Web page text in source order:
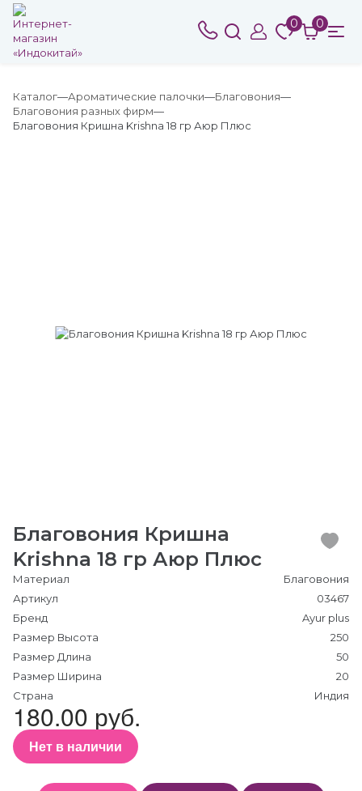
0 0
Каталог Ароматические палочки
Благовония
Благовония разных фирм
Благовония Кришна Krishna 18 гр Аюр Плюс
Благовония Кришна
Krishna 18 гр Аюр Плюс
Материал
Благовония
Артикул
03467
Бренд
Ayur plus
Размер Высота
250
Размер Длина
50
Размер Ширина
20
Страна
Индия
180.00 руб.
Нет в наличии